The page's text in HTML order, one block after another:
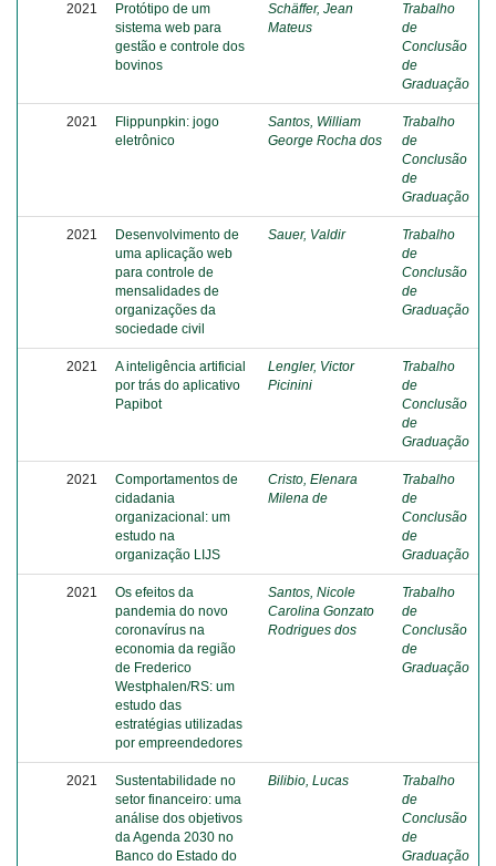
2021
Protótipo de um
sistema web para
gestão e controle dos
bovinos
Schäffer, Jean
Mateus
Trabalho
de
Conclusão
de
Graduação
2021
Flippunpkin: jogo
eletrônico
Santos, William
George Rocha dos
Trabalho
de
Conclusão
de
Graduação
2021
Desenvolvimento de
uma aplicação web
para controle de
mensalidades de
organizações da
sociedade civil
Sauer, Valdir
Trabalho
de
Conclusão
de
Graduação
2021
A inteligência artificial
por trás do aplicativo
Papibot
Lengler, Victor
Picinini
Trabalho
de
Conclusão
de
Graduação
2021
Comportamentos de
cidadania
organizacional: um
estudo na
organização LIJS
Cristo, Elenara
Milena de
Trabalho
de
Conclusão
de
Graduação
2021
Os efeitos da
pandemia do novo
coronavírus na
economia da região
de Frederico
Westphalen/RS: um
estudo das
estratégias utilizadas
por empreendedores
Santos, Nicole
Carolina Gonzato
Rodrigues dos
Trabalho
de
Conclusão
de
Graduação
2021
Sustentabilidade no
setor financeiro: uma
análise dos objetivos
da Agenda 2030 no
Banco do Estado do
Bilibio, Lucas
Trabalho
de
Conclusão
de
Graduação